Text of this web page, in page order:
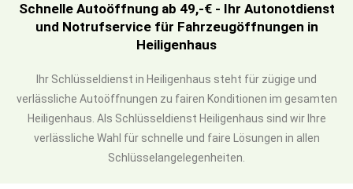
Schnelle Autoöffnung ab 49,-€ - Ihr Autonotdienst
und Notrufservice für Fahrzeugöffnungen in
Heiligenhaus
Ihr Schlüsseldienst in Heiligenhaus steht für zügige und
verlässliche Autoöffnungen zu fairen Konditionen im gesamten
Heiligenhaus. Als Schlüsseldienst Heiligenhaus sind wir Ihre
verlässliche Wahl für schnelle und faire Lösungen in allen
Schlüsselangelegenheiten.